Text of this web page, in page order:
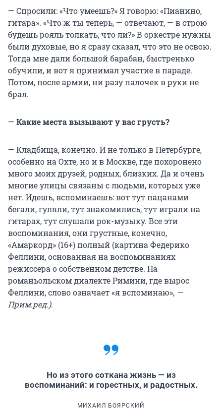
— Спросили: «Что умеешь?» Я говорю: «Пианино,
гитара». «Что ж ты теперь, — отвечают, — в строю
будешь рояль толкать, что ли?» В оркестре нужны
были духовые, но я сразу сказал, что это не освою.
Тогда мне дали большой барабан, быстренько
обучили, и вот я принимал участие в параде.
Потом, после армии, ни разу палочек в руки не
брал.
— Какие места вызывают у вас грусть?
— Кладбища, конечно. И не только в Петербурге,
особенно на Охте, но и в Москве, где похоронено
много моих друзей, родных, близких. Да и очень
многие улицы связаны с людьми, которых уже
нет. Идешь, вспоминаешь: вот тут пацанами
бегали, гуляли, тут знакомились, тут играли на
гитарах, тут слушали рок-музыку. Все эти
воспоминания, они грустные, конечно,
«Амаркорд» (16+) полный (картина Федерико
Феллини, основанная на воспоминаниях
режиссера о собственном детстве. На
романьольском диалекте Римини, где вырос
Феллини, слово означает «я вспоминаю», —
Прим.ред.).
Но из этого соткана жизнь — из
воспоминаний: и горестных, и радостных.
МИХАИЛ БОЯРСКИЙ